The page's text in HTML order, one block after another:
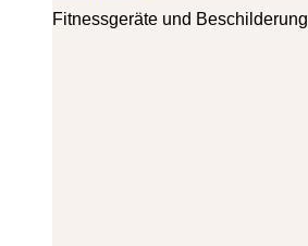
Fitnessgeräte und Beschilderung